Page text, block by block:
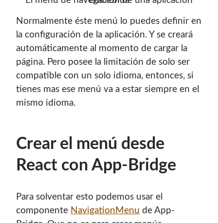
Normalmente éste menú lo puedes definir en
la configuración de la aplicación. Y se creará
automáticamente al momento de cargar la
página. Pero posee la limitación de solo ser
compatible con un solo idioma, entonces, si
tienes mas ese menú va a estar siempre en el
mismo idioma.
Crear el menú desde
React con App-Bridge
Para solventar esto podemos usar el
componente NavigationMenu de App-